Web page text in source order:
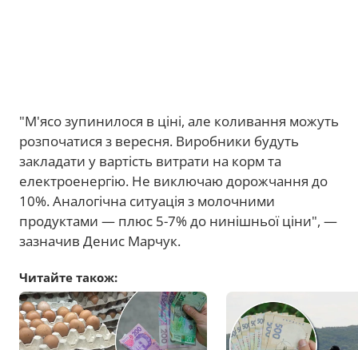
"М'ясо зупинилося в ціні, але коливання можуть
розпочатися з вересня. Виробники будуть
закладати у вартість витрати на корм та
електроенергію. Не виключаю дорожчання до
10%. Аналогічна ситуація з молочними
продуктами — плюс 5-7% до нинішньої ціни", —
зазначив Денис Марчук.
Читайте також: